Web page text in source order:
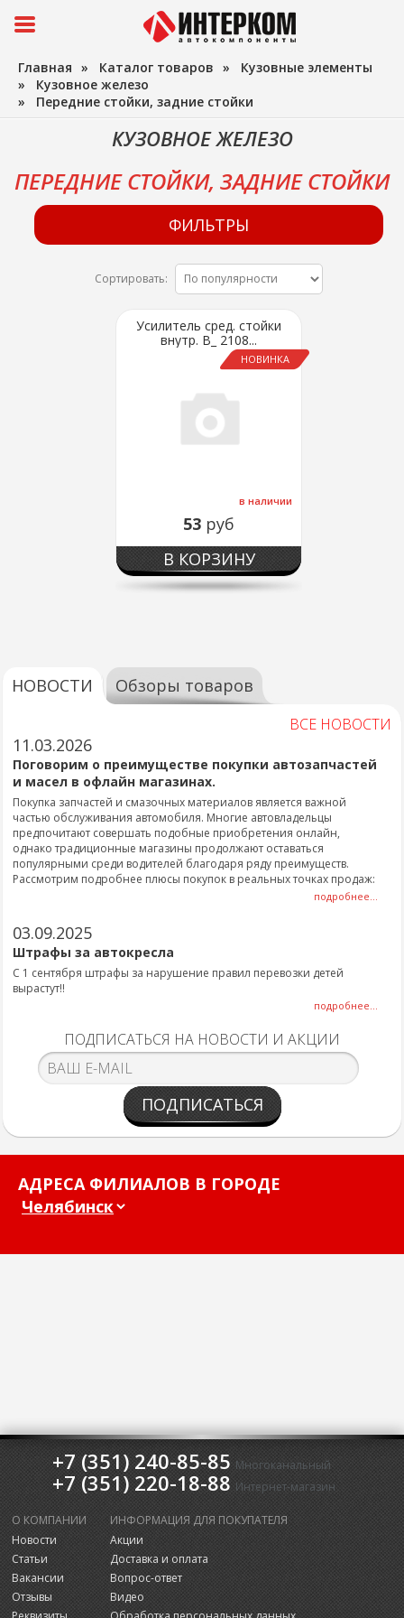
Главная » Каталог товаров » Кузовные элементы
» Кузовное железо
» Передние стойки, задние стойки
КУЗОВНОЕ ЖЕЛЕЗО
ПЕРЕДНИЕ СТОЙКИ, ЗАДНИЕ СТОЙКИ
ФИЛЬТРЫ
Сортировать:
НОВИНКА
Усилитель сред. стойки
внутр. В_ 2108...
в наличии
53 руб
В КОРЗИНУ
НОВОСТИ Обзоры товаров
ВСЕ НОВОСТИ
11.03.2026
Поговорим о преимуществе покупки автозапчастей
и масел в офлайн магазинах.
Покупка запчастей и смазочных материалов является важной
частью обслуживания автомобиля. Многие автовладельцы
предпочитают совершать подобные приобретения онлайн,
однако традиционные магазины продолжают оставаться
популярными среди водителей благодаря ряду преимуществ.
Рассмотрим подробнее плюсы покупок в реальных точках продаж:
подробнее...
03.09.2025
Штрафы за автокресла
С 1 сентября штрафы за нарушение правил перевозки детей
вырастут!!
подробнее...
ПОДПИСАТЬСЯ НА НОВОСТИ И АКЦИИ
ПОДПИСАТЬСЯ
АДРЕСА ФИЛИАЛОВ В ГОРОДЕ
+7 (351) 240-85-85 Многоканальный
+7 (351) 220-18-88 Интернет-магазин
О КОМПАНИИ
Новости
Статьи
Вакансии
Отзывы
ИНФОРМАЦИЯ ДЛЯ ПОКУПАТЕЛЯ
Акции
Доставка и оплата
Вопрос-ответ
Видео